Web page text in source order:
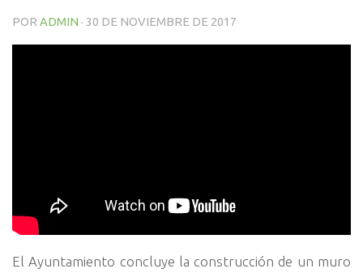
POR ADMIN · 30 DE NOVIEMBRE DE 2017
El Ayuntamiento concluye la construcción de un muro